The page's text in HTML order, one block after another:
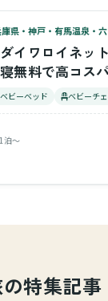
ベビー
県・神戸・有馬温泉・
ダイワロイネッ
無料で高コスパ
ベビーベッド ベビーチ
泊〜
特集記事